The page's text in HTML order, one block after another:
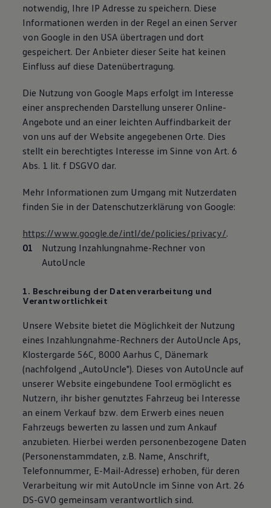
notwendig, Ihre IP Adresse zu speichern. Diese
Informationen werden in der Regel an einen Server
von Google in den USA übertragen und dort
gespeichert. Der Anbieter dieser Seite hat keinen
Einfluss auf diese Datenübertragung.
Die Nutzung von Google Maps erfolgt im Interesse
einer ansprechenden Darstellung unserer Online-
Angebote und an einer leichten Auffindbarkeit der
von uns auf der Website angegebenen Orte. Dies
stellt ein berechtigtes Interesse im Sinne von Art. 6
Abs. 1 lit. f DSGVO dar.
Mehr Informationen zum Umgang mit Nutzerdaten
finden Sie in der Datenschutzerklärung von Google:
https://www.google.de/intl/de/policies/privacy/.
Nutzung Inzahlungnahme-Rechner von
AutoUncle
1. Beschreibung der Datenverarbeitung und
Verantwortlichkeit
Unsere Website bietet die Möglichkeit der Nutzung
eines Inzahlungnahme-Rechners der AutoUncle Aps,
Klostergarde 56C, 8000 Aarhus C, Dänemark
(nachfolgend „AutoUncle"). Dieses von AutoUncle auf
unserer Website eingebundene Tool ermöglicht es
Nutzern, ihr bisher genutztes Fahrzeug bei Interesse
an einem Verkauf bzw. dem Erwerb eines neuen
Fahrzeugs bewerten zu lassen und zum Ankauf
anzubieten. Hierbei werden personenbezogene Daten
(Personenstammdaten, z.B. Name, Anschrift,
Telefonnummer, E-Mail-Adresse) erhoben, für deren
Verarbeitung wir mit AutoUncle im Sinne von Art. 26
DS-GVO gemeinsam verantwortlich sind.